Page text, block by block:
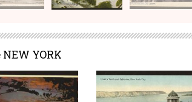
YORK